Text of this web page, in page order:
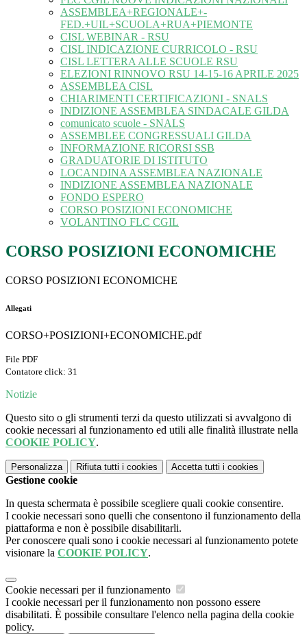
ASSEMBLEA+REGIONALE+-
FED.+UIL+SCUOLA+RUA+PIEMONTE
CISL WEBINAR - RSU
CISL INDICAZIONE CURRICOLO - RSU
CISL LETTERA ALLE SCUOLE RSU
ELEZIONI RINNOVO RSU 14-15-16 APRILE 2025
ASSEMBLEA CISL
CHIARIMENTI CERTIFICAZIONI - SNALS
INDIZIONE ASSEMBLEA SINDACALE GILDA
comunicato scuole - SNALS
ASSEMBLEE CONGRESSUALI GILDA
INFORMAZIONE RICORSI SSB
GRADUATORIE DI ISTITUTO
LOCANDINA ASSEMBLEA NAZIONALE
INDIZIONE ASSEMBLEA NAZIONALE
FONDO ESPERO
CORSO POSIZIONI ECONOMICHE
VOLANTINO FLC CGIL
CORSO POSIZIONI ECONOMICHE
CORSO POSIZIONI ECONOMICHE
Allegati
CORSO+POSIZIONI+ECONOMICHE.pdf
File PDF
Contatore click: 31
Notizie
Questo sito o gli strumenti terzi da questo utilizzati si avvalgono di
cookie necessari al funzionamento ed utili alle finalità illustrate nella
COOKIE POLICY.
Personalizza Rifiuta tutti i cookies Accetta tutti i cookies
Gestione cookie
In questa schermata è possibile scegliere quali cookie consentire.
I cookie necessari sono quelli che consentono il funzionamento della
piattaforma e non è possibile disabilitarli.
Per conoscere quali sono i cookie necessari al funzionamento potete
visionare la COOKIE POLICY.
Cookie necessari per il funzionamento
I cookie necessari per il funzionamento non possono essere
disabilitati. È possibile consultare l'elenco nella pagina della cookie
policy.